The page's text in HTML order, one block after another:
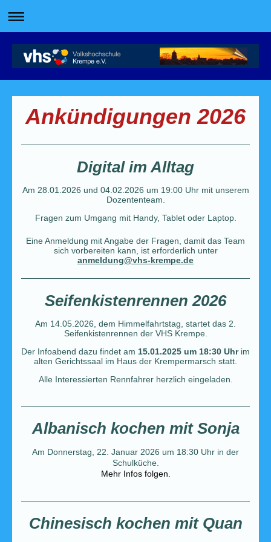
Ankündigungen 2026
Digital im Alltag
Am 28.01.2026 und 04.02.2026 um 19:00 Uhr mit unserem
Dozententeam.
Fragen zum Umgang mit Handy, Tablet oder Laptop.
Eine Anmeldung mit Angabe der Fragen, damit das Team
sich vorbereiten kann, ist erforderlich unter
anmeldung@vhs-krempe.de
Seifenkistenrennen 2026
Am 14.05.2026, dem Himmelfahrtstag, startet das 2.
Seifenkistenrennen der VHS Krempe.
Der Infoabend dazu findet am 15.01.2025 um 18:30 Uhrim
alten Gerichtssaal im Haus der Krempermarsch statt.
Alle Interessierten Rennfahrer herzlich eingeladen.
Albanisch kochen mit Sonja
Am Donnerstag, 22. Januar 2026 um 18:30 Uhr in der
Schulküche.
Mehr Infos folgen.
Chinesisch kochen mit Quan